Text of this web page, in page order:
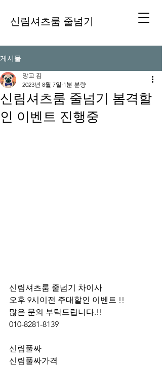
신림셔츠룸 줄넘기
게시물
신림셔츠룸 줄넘기 봄격할
인 이벤트 진행중
망고 김
2023년 8월 7일 1분 분량
신림셔츠룸 줄넘기 차이사
오후 9시이전 주대할인 이벤트 !!
많은 문의 부탁드립니다.!!
010-8281-8139
신림풀싸
신림풀싸가격